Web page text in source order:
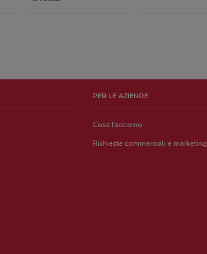
PER LE AZIENDE
Cosa facciamo
Richieste commerciali e marketing